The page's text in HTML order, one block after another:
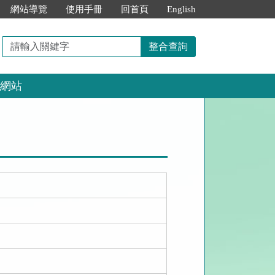
網站導覽 使用手冊 回首頁 English
請
輸
入
關
鍵
整合查詢
站